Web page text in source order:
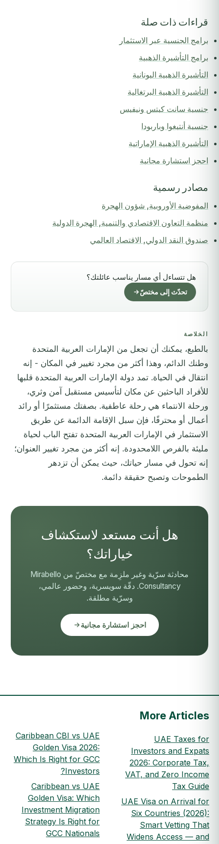
قراءات ذات صلة
برامج الجنسية عبر الاستثمار
برامج التأشيرة الذهبية
التأشيرة الذهبية اليونانية
التأشيرة الذهبية البرتغالية
جنسية سانت كيتس ونيفيس
جنسية أنتيغوا وباربودا
التأشيرة الذهبية الإماراتية
احجز استشارة مجانية
مصادر رسمية
المفوضية الأوروبية, شؤون الهجرة
منظمة التعاون الاقتصادي والتنمية, الهجرة الدولية
صندوق النقد الدولي, الاقتصاد العالمي
هل تتساءل أي مسار يناسب عائلتك؟
تحدّث إلى مختصّ
الخلاصة
بالطبع، يمكنك أن تجعل من الإمارات العربية المتحدة
وطنك الدائم، وهذا أكثر من مجرد تغيير في المكان - إنه
انتقال في الحياة. تمد دولة الإمارات العربية المتحدة قلبها
للأفراد الباحثين عن مكان لتأسيس مستقبل آمن وثري،
ورحلة الانتماء هي رحلة عاطفية. بصفتك مستثمرًا أو رائد
أعمال أو محترفًا، فإن سبل الإقامة الدائمة عن طريق
الاستثمار في الإمارات العربية المتحدة تفتح الباب لحياة
مليئة بالفرص اللامحدودة. إنه أكثر من مجرد تغيير العنوان؛
إنه تحول في مسار حياتك، حيث يمكن أن تزدهر
الطموحات وتصبح حقيقة دائمة.
هل أنت مستعد لاستكشاف
خياراتك؟
محادثة سرّية وغير ملزِمة مع مختصّ من Mirabello
Consultancy. دقّة سويسرية، وحضور عالمي،
وسرّية مطلقة.
احجز استشارة مجانية
More Articles
UAE Taxes for
Investors and Expats
2026: Corporate Tax,
VAT, and Zero Income
Tax Guide
UAE Visa on Arrival for
Six Countries (2026):
Smart Vetting That
Widens Access — and
Caribbean CBI vs UAE
Golden Visa 2026:
Which Is Right for GCC
Investors?
Caribbean vs UAE
Golden Visa: Which
Investment Migration
Strategy Is Right for
GCC Nationals